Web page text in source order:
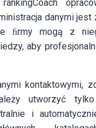
danymi jest
ﬁrmy mogą z
aby
kontaktowymi,
utworzyć
i